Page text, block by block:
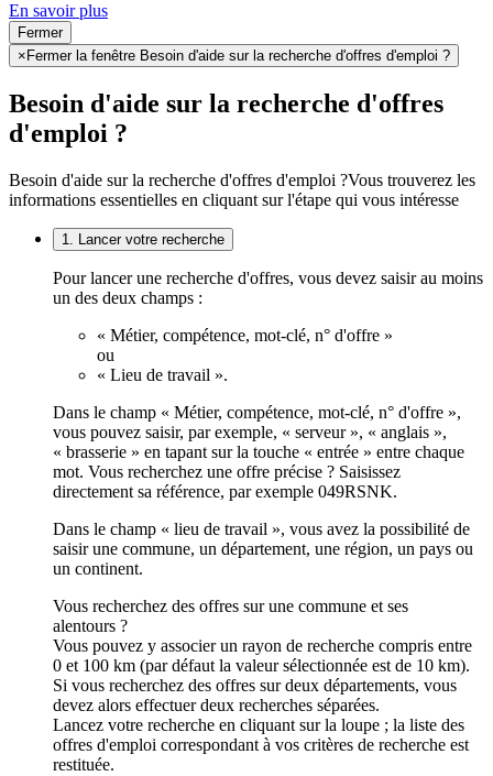
En savoir plus
Fermer
× Fermer la fenêtre Besoin d'aide sur la recherche d'offres d'emploi ?
Besoin d'aide sur la recherche d'offres
d'emploi ?
Besoin d'aide sur la recherche d'offres d'emploi ?Vous trouverez les
informations essentielles en cliquant sur l'étape qui vous intéresse
1. Lancer votre recherche
Pour lancer une recherche d'offres, vous devez saisir au moins
un des deux champs :
« Métier, compétence, mot-clé, n° d'offre »
ou
« Lieu de travail ».
Dans le champ « Métier, compétence, mot-clé, n° d'offre »,
vous pouvez saisir, par exemple, « serveur », « anglais »,
« brasserie » en tapant sur la touche « entrée » entre chaque
mot. Vous recherchez une offre précise ? Saisissez
directement sa référence, par exemple 049RSNK.
Dans le champ « lieu de travail », vous avez la possibilité de
saisir une commune, un département, une région, un pays ou
un continent.
Vous recherchez des offres sur une commune et ses
alentours ?
Vous pouvez y associer un rayon de recherche compris entre
0 et 100 km (par défaut la valeur sélectionnée est de 10 km).
Si vous recherchez des offres sur deux départements, vous
devez alors effectuer deux recherches séparées.
Lancez votre recherche en cliquant sur la loupe ; la liste des
offres d'emploi correspondant à vos critères de recherche est
restituée.